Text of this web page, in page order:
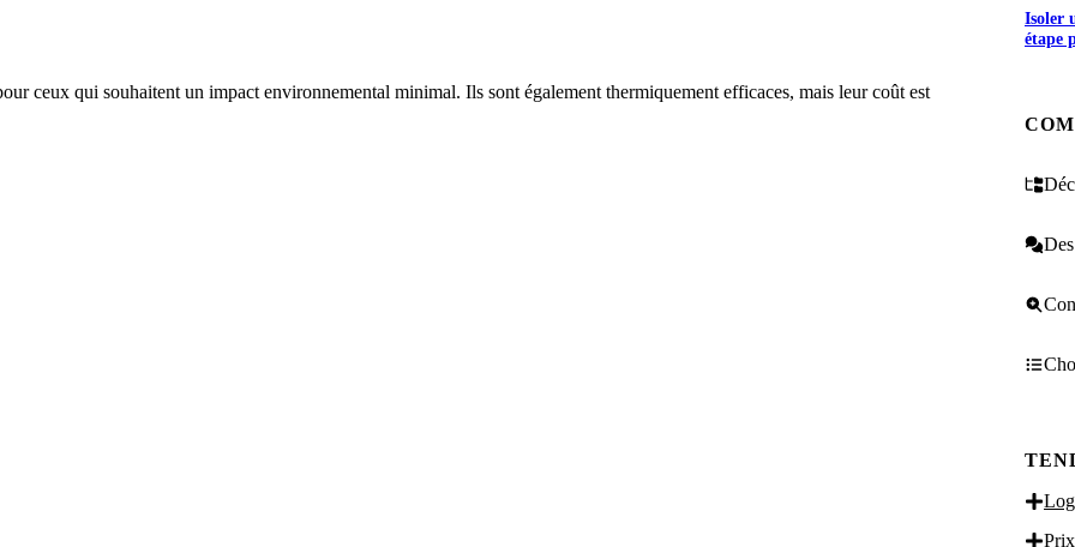
ceux qui souhaitent un impact environnemental minimal. Ils sont également thermiquement efficaces, mais leur coût est
Isoler
étape